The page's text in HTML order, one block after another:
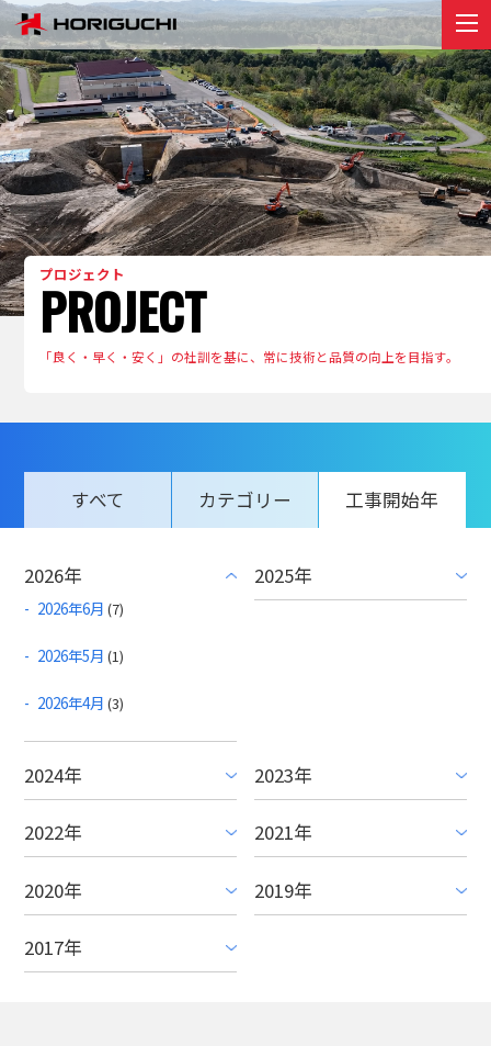
堀口組のこと
ABOUT
プロジェクト
PROJECT
リクルート
RECRUIT
お問い合わせ
contact
プロジェクト
PROJECT
「良く・早く・安く」の社訓を基に、常に技術と品質の向上を目指す。
すべて カテゴリー 工事開始年
2026年
2026年6月 (7)
2026年5月 (1)
2026年4月 (3)
2025年
2024年 2023年
2022年 2021年
2020年 2019年
2017年